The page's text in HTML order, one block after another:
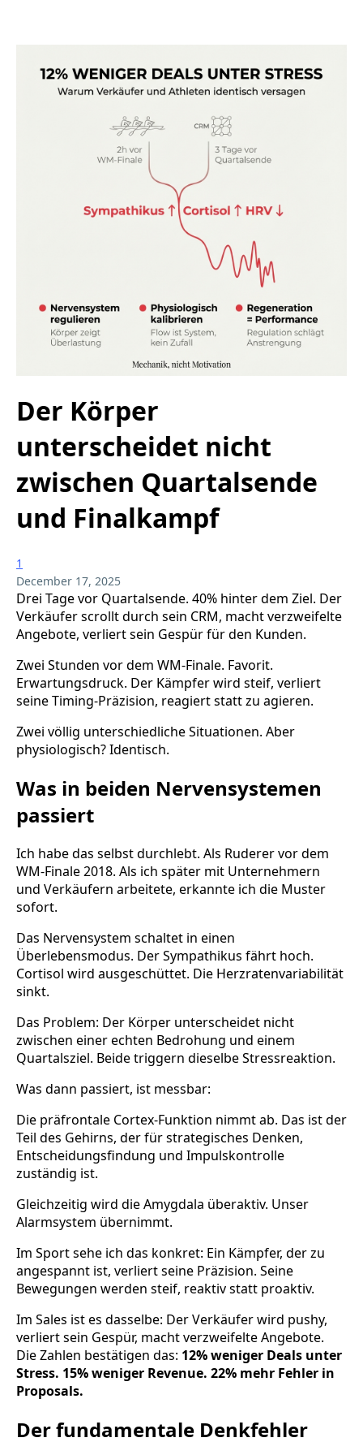
Der Körper
unterscheidet nicht
zwischen Quartalsende
und Finalkampf
1
December 17, 2025
Drei Tage vor Quartalsende. 40% hinter dem Ziel. Der
Verkäufer scrollt durch sein CRM, macht verzweifelte
Angebote, verliert sein Gespür für den Kunden.
Zwei Stunden vor dem WM-Finale. Favorit.
Erwartungsdruck. Der Kämpfer wird steif, verliert
seine Timing-Präzision, reagiert statt zu agieren.
Zwei völlig unterschiedliche Situationen. Aber
physiologisch? Identisch.
Was in beiden Nervensystemen
passiert
Ich habe das selbst durchlebt. Als Ruderer vor dem
WM-Finale 2018. Als ich später mit Unternehmern
und Verkäufern arbeitete, erkannte ich die Muster
sofort.
Das Nervensystem schaltet in einen
Überlebensmodus. Der Sympathikus fährt hoch.
Cortisol wird ausgeschüttet. Die Herzratenvariabilität
sinkt.
Das Problem: Der Körper unterscheidet nicht
zwischen einer echten Bedrohung und einem
Quartalsziel. Beide triggern dieselbe Stressreaktion.
Was dann passiert, ist messbar:
Die präfrontale Cortex-Funktion nimmt ab. Das ist der
Teil des Gehirns, der für strategisches Denken,
Entscheidungsfindung und Impulskontrolle
zuständig ist.
Gleichzeitig wird die Amygdala überaktiv. Unser
Alarmsystem übernimmt.
Im Sport sehe ich das konkret: Ein Kämpfer, der zu
angespannt ist, verliert seine Präzision. Seine
Bewegungen werden steif, reaktiv statt proaktiv.
Im Sales ist es dasselbe: Der Verkäufer wird pushy,
verliert sein Gespür, macht verzweifelte Angebote.
Die Zahlen bestätigen das: 12% weniger Deals unter
Stress. 15% weniger Revenue. 22% mehr Fehler in
Proposals.
Der fundamentale Denkfehler